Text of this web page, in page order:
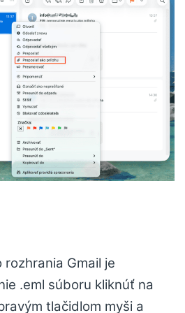
Gmail je
.eml súboru kliknúť na
tlačidlom myši a